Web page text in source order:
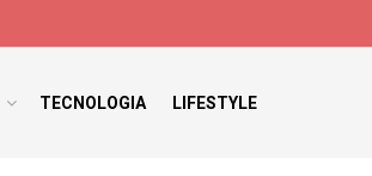
TECNOLOGIA LIFESTYLE